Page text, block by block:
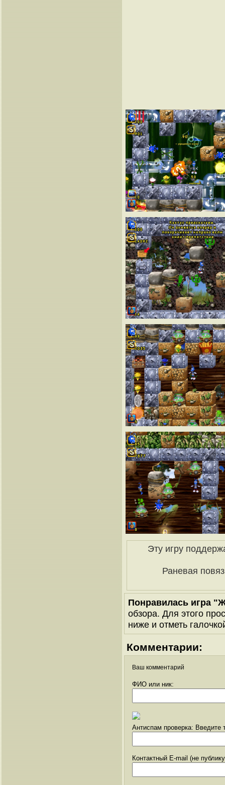
Эту игру
Раневая
Понравилась игра
обзора. Для этого
ниже и отметь
Комментарии:
Ваш комментарий
ФИО или ник:
Антиспам проверка: Введите
Контактный E-mail (не